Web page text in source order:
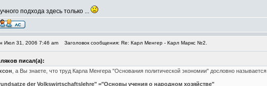
подхода здесь только ...
Июл 31, 2006 7:46 am Заголовок сообщения: Re: Карл Менгер - Карл Маркс №2.
писал(а):
, а Вы знаете, что труд Карла Менгера "Основания политической экономии" дословно называется
der Volkswirtschaftslehre" ="Основы учения о народном хозяйстве"